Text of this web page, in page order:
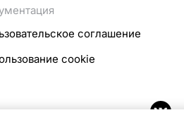
соглашение
cookie